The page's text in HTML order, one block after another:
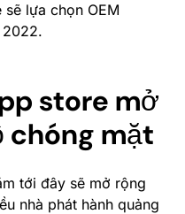
lựa chọn OEM
2022.
store mở
chóng mặt
tới đây sẽ mở rộng
nhà phát hành quảng